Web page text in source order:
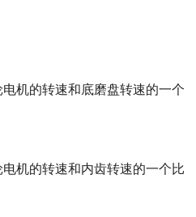
机的转速和底磨盘转速的一个
机的转速和内齿转速的一个比